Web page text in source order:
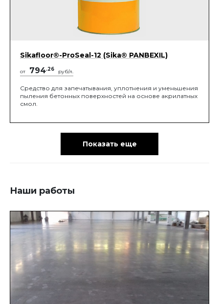
Sikafloor®-ProSeal-12 (Sika® PANBEXIL)
от 794.26 руб/л.
Средство для запечатывания, уплотнения и уменьшения
пыления бетонных поверхностей на основе акрилатных
смол.
Показать еще
Наши работы